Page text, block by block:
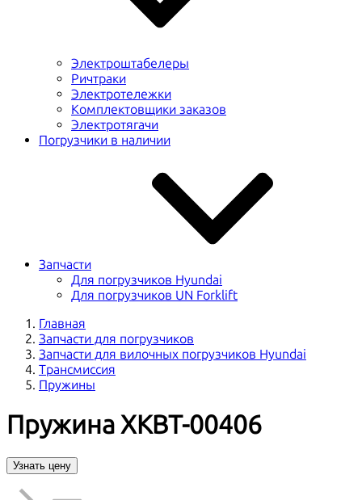
Электроштабелеры
Ричтраки
Электротележки
Комплектовщики заказов
Электротягачи
Погрузчики в наличии
Запчасти
Для погрузчиков Hyundai
Для погрузчиков UN Forklift
Главная
Запчасти для погрузчиков
Запчасти для вилочных погрузчиков Hyundai
Трансмиссия
Пружины
Пружина XKBT-00406
Узнать цену